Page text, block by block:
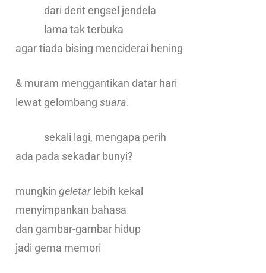
dari derit engsel jendela
lama tak terbuka
agar tiada bising menciderai hening
& muram menggantikan datar hari
lewat gelombang suara.
sekali lagi, mengapa perih
ada pada sekadar bunyi?
mungkin geletarlebih kekal
menyimpankan bahasa
dan gambar-gambar hidup
jadi gema memori